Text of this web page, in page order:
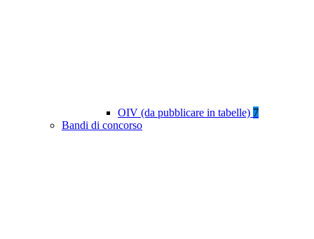
OIV (da pubblicare in tabelle) 7
Bandi di concorso